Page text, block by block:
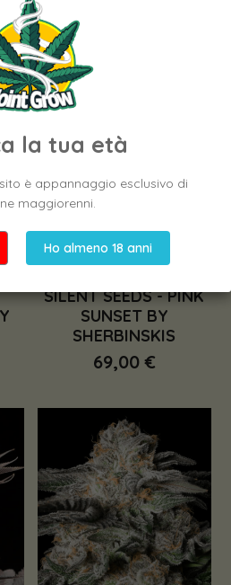
SILENT SEEDS - PINK
SUNSET BY
SHERBINSKIS
69,00 €
la tua età
è appannaggio esclusivo di
maggiorenni.
Ho almeno 18 anni